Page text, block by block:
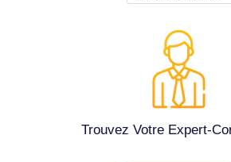
Trouvez Votre Expert-